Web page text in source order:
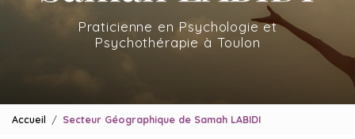
Praticienne en Psychologie et
Psychothérapie à Toulon
Accueil Secteur Géographique de Samah LABIDI